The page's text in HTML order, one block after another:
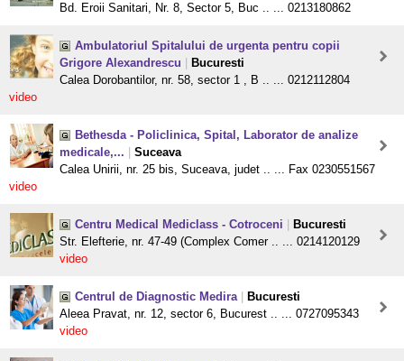
Bd. Eroii Sanitari, Nr. 8, Sector 5, Buc .. ... 0213180862
Ambulatoriul Spitalului de urgenta pentru copii
Grigore Alexandrescu
Bucuresti
Calea Dorobantilor, nr. 58, sector 1 , B .. ... 0212112804
video
Bethesda - Policlinica, Spital, Laborator de analize
medicale,...
Suceava
Calea Unirii, nr. 25 bis, Suceava, judet .. ... Fax 0230551567
video
Centru Medical Mediclass - Cotroceni
Bucuresti
Str. Elefterie, nr. 47-49 (Complex Comer .. ... 0214120129
video
Centrul de Diagnostic Medira
Bucuresti
Aleea Pravat, nr. 12, sector 6, Bucurest .. ... 0727095343
video